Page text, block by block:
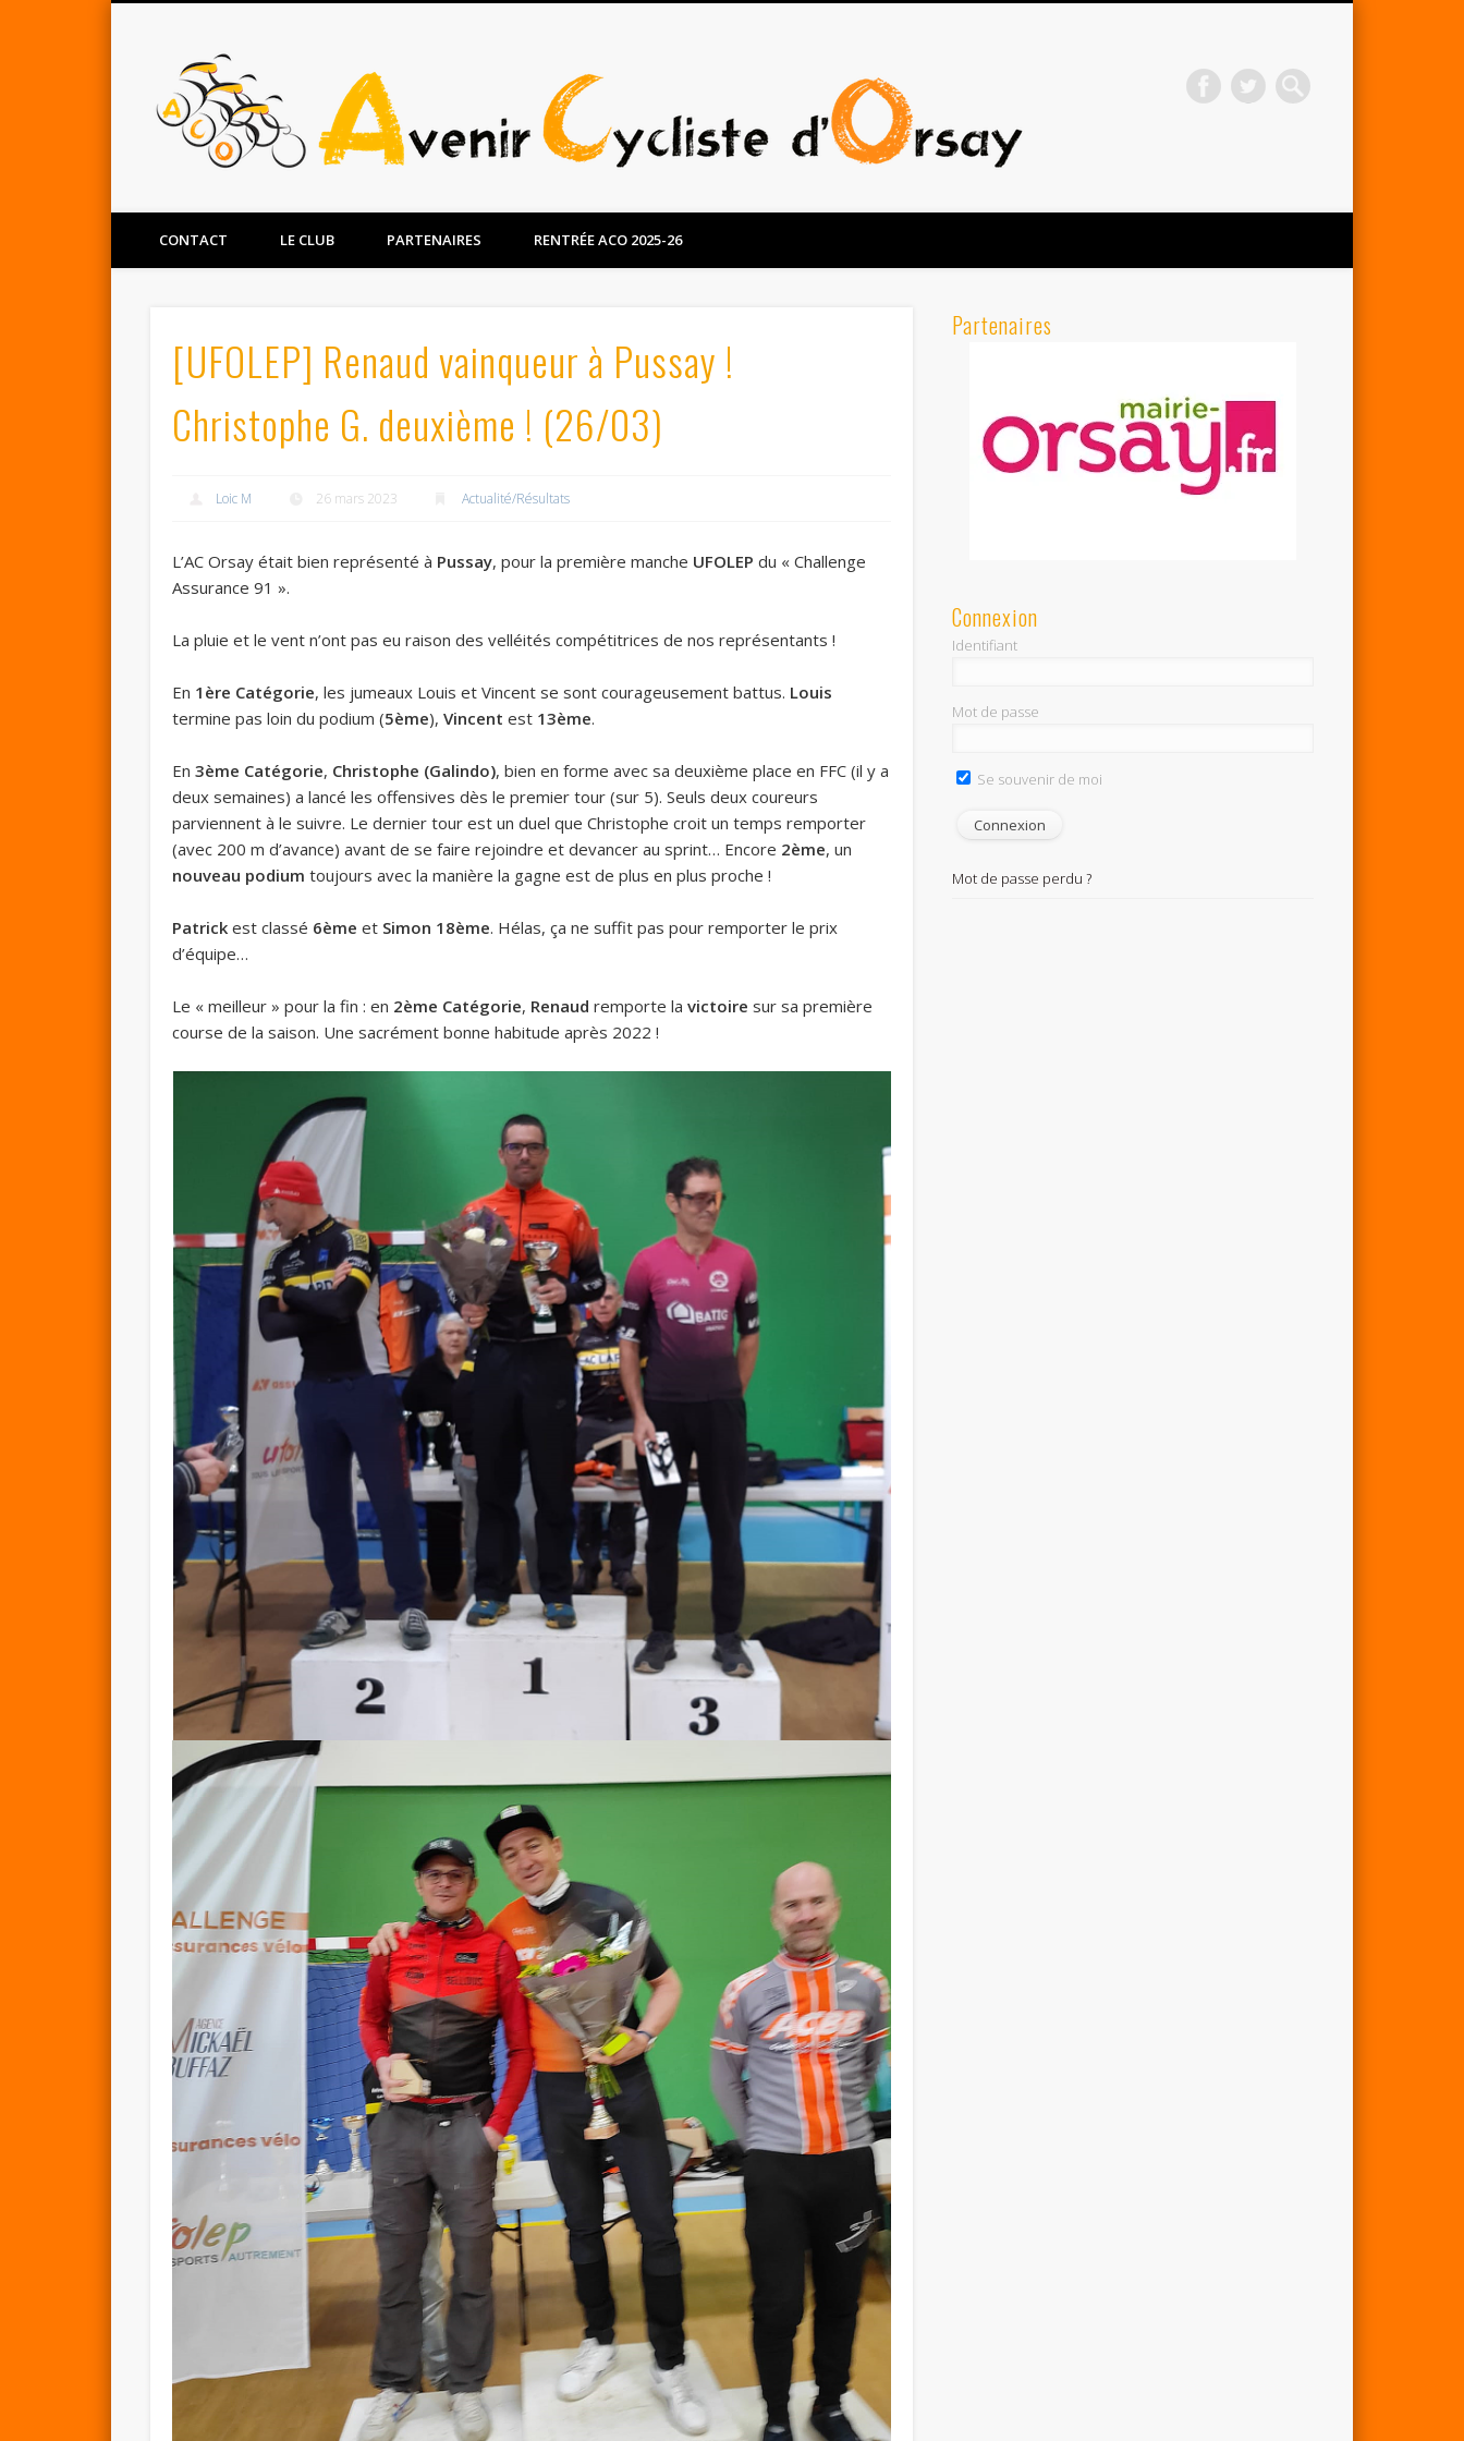
Avenir Cycliste d'Orsay
Twitter
CONTACT LE CLUB PARTENAIRES RENTRÉE ACO 2025-26
[UFOLEP] Renaud vainqueur à Pussay !
Christophe G. deuxième ! (26/03)
Loic M 26 mars 2023 Actualité/Résultats
L’AC Orsay était bien représenté à Pussay, pour la première manche UFOLEP du « Challenge
Assurance 91 ».
La pluie et le vent n’ont pas eu raison des velléités compétitrices de nos représentants !
En 1ère Catégorie, les jumeaux Louis et Vincent se sont courageusement battus. Louis
termine pas loin du podium (5ème),Vincent est 13ème.
En3ème Catégorie, Christophe (Galindo), bien en forme avec sa deuxième place en FFC (il y a
deux semaines) a lancé les offensives dès le premier tour (sur 5). Seuls deux coureurs
parviennent à le suivre. Le dernier tour est un duel que Christophe croit un temps remporter
(avec 200 m d’avance) avant de se faire rejoindre et devancer au sprint… Encore 2ème, un
nouveau podium toujours avec la manière la gagne est de plus en plus proche !
Patrick est classé 6ème et Simon 18ème. Hélas, ça ne suffit pas pour remporter le prix
d’équipe…
Le « meilleur » pour la fin : en 2ème Catégorie, Renaud remporte lavictoire sur sa première
course de la saison. Une sacrément bonne habitude après 2022 !
Partenaires
Connexion
Identifiant
Mot de passe
Se souvenir de moi
Mot de passe perdu ?